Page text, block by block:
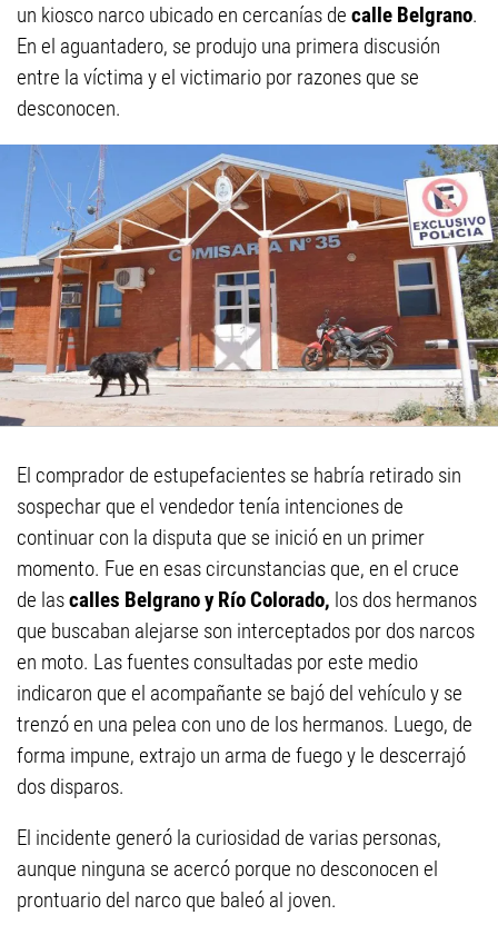
un kiosco narco ubicado en cercanías de calle Belgrano.
En el aguantadero, se produjo una primera discusión
entre la víctima y el victimario por razones que se
desconocen.
El comprador de estupefacientes se habría retirado sin
sospechar que el vendedor tenía intenciones de
continuar con la disputa que se inició en un primer
momento. Fue en esas circunstancias que, en el cruce
de lascalles Belgrano y Río Colorado, los dos hermanos
que buscaban alejarse son interceptados por dos narcos
en moto. Las fuentes consultadas por este medio
indicaron que el acompañante se bajó del vehículo y se
trenzó en una pelea con uno de los hermanos. Luego, de
forma impune, extrajo un arma de fuego y le descerrajó
dos disparos.
El incidente generó la curiosidad de varias personas,
aunque ninguna se acercó porque no desconocen el
prontuario del narco que baleó al joven.